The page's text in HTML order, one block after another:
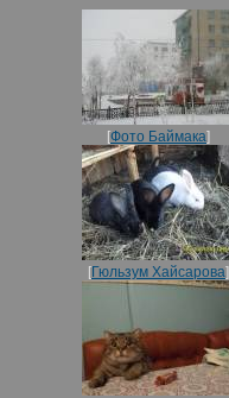
[Фото Баймака]
[Гюльзум Хайсарова]